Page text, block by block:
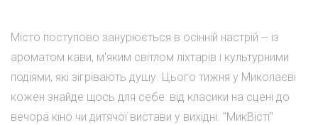
Місто поступово занурюється в осінній настрій -- із
ароматом кави, м'яким світлом ліхтарів і культурними
подіями, які зігрівають душу. Цього тижня у Миколаєві
кожен знайде щось для себе: від класики на сцені до
вечора кіно чи дитячої вистави у вихідні. "МикВісті"